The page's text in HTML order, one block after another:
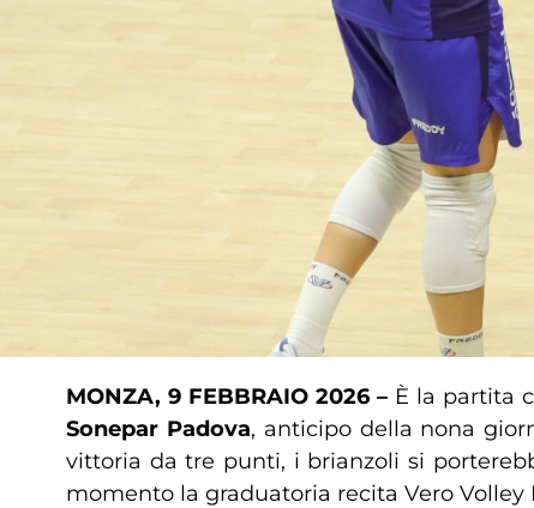
MONZA, 9 FEBBRAIO 2026 – È la partita
Sonepar Padova, anticipo della nona
vittoria da tre punti, i brianzoli si
momento la graduatoria recita Vero Volley